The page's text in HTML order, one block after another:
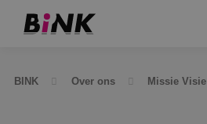
BINK Over ons Missie Visie